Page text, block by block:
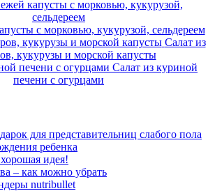
с морковью, кукурузой, сельдереем
Салат из
кукурузы и морской капусты
Салат из куриной
печени с огурцами
для представительниц слабого пола
ребенка
идея!
– как можно убрать
nutribullet